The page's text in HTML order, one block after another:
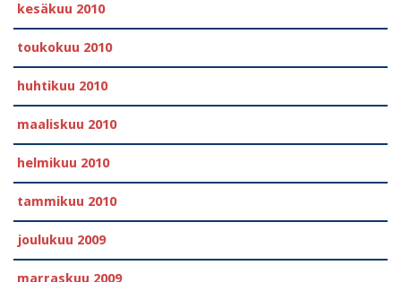
kesäkuu 2010
toukokuu 2010
huhtikuu 2010
maaliskuu 2010
helmikuu 2010
tammikuu 2010
joulukuu 2009
marraskuu 2009